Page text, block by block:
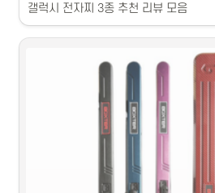
갤럭시 전자찌 3종 추천 리뷰 모음